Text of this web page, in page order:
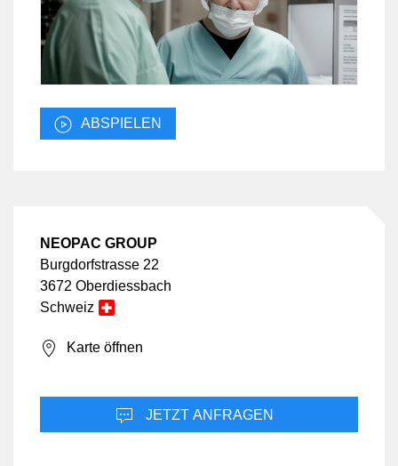
ABSPIELEN
NEOPAC GROUP
Burgdorfstrasse 22
3672 Oberdiessbach
Schweiz
Karte öffnen
JETZT ANFRAGEN